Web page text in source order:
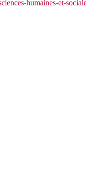
humaines-et-